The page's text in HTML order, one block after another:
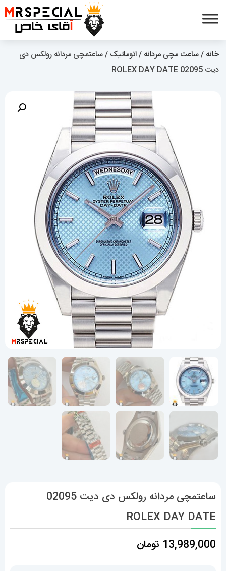
خانه /ساعت مچی مردانه /اتوماتیک / ساعتمچی مردانه رولکس دی
دیت 02095 ROLEX DAY DATE
ساعتمچی مردانه رولکس دی دیت 02095
ROLEX DAY DATE
13,989,000 تومان